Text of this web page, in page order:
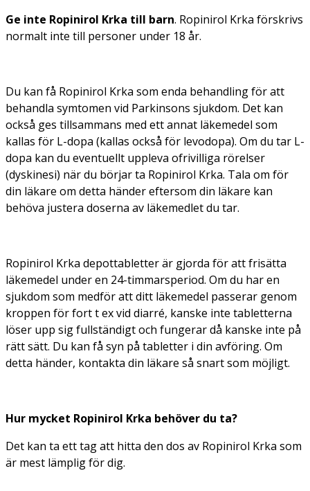
Ge inte Ropinirol Krka till barn. Ropinirol Krka förskrivs
normalt inte till personer under 18 år.
Du kan få Ropinirol Krka som enda behandling för att
behandla symtomen vid Parkinsons sjukdom. Det kan
också ges tillsammans med ett annat läkemedel som
kallas för L-dopa (kallas också för levodopa). Om du tar L-
dopa kan du eventuellt uppleva ofrivilliga rörelser
(dyskinesi) när du börjar ta Ropinirol Krka. Tala om för
din läkare om detta händer eftersom din läkare kan
behöva justera doserna av läkemedlet du tar.
Ropinirol Krka depottabletter är gjorda för att frisätta
läkemedel under en 24-timmarsperiod. Om du har en
sjukdom som medför att ditt läkemedel passerar genom
kroppen för fort t ex vid diarré, kanske inte tabletterna
löser upp sig fullständigt och fungerar då kanske inte på
rätt sätt. Du kan få syn på tabletter i din avföring. Om
detta händer, kontakta din läkare så snart som möjligt.
Hur mycket Ropinirol Krka behöver du ta?
Det kan ta ett tag att hitta den dos av Ropinirol Krka som
är mest lämplig för dig.